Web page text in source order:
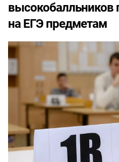
высокобалльников
на ЕГЭ предметам